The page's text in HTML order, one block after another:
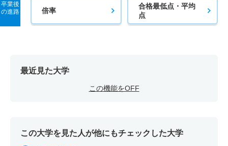
卒業後
の進路
倍率
合格最低点・平均
点
最近見た大学
この機能をOFF
この大学を見た人が他にもチェックした大学